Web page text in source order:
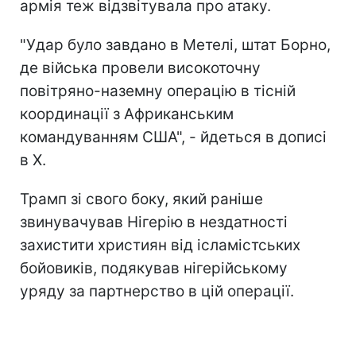
армія теж відзвітувала про атаку.
"Удар було завдано в Метелі, штат Борно,
де війська провели високоточну
повітряно-наземну операцію в тісній
координації з Африканським
командуванням США", - йдеться в дописі
в Х.
Трамп зі свого боку, який раніше
звинувачував Нігерію в нездатності
захистити християн від ісламістських
бойовиків, подякував нігерійському
уряду за партнерство в цій операції.